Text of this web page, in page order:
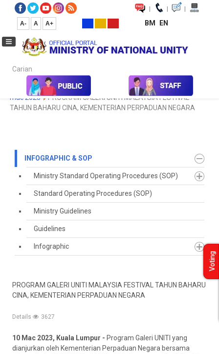
| | |
A- A A+ BM EN
Carian...
Infographic & SOP Koleksi Media Galeri Foto
mac 2023
PROGRAM GALERI UNITI MALAYSIA FESTIVAL
TAHUN BAHARU CINA, KEMENTERIAN PERPADUAN NEGARA
INFOGRAPHIC & SOP
Ministry Standard Operating Procedures (SOP)
Standard Operating Procedures (SOP)
Ministry Guidelines
Guidelines
Infographic
PROGRAM GALERI UNITI MALAYSIA FESTIVAL TAHUN BAHARU
CINA, KEMENTERIAN PERPADUAN NEGARA
Details 3627
10 Mac 2023, Kuala Lumpur - Program Galeri UNITI yang
dianjurkan oleh Kementerian Perpaduan Negara bersama
Voting